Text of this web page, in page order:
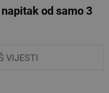
od samo 3
VIJESTI